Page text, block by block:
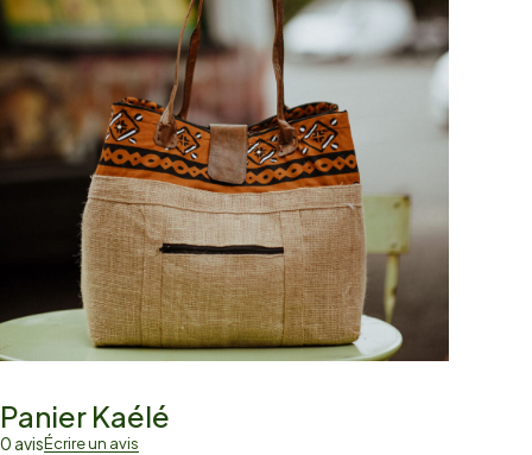
Panier Kaélé
0 avisÉcrire un avis